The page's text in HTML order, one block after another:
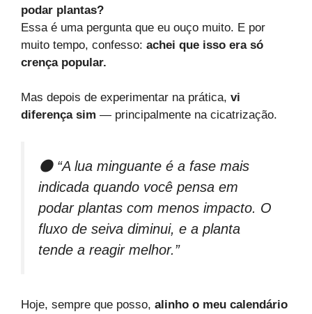
podar plantas?
Essa é uma pergunta que eu ouço muito. E por
muito tempo, confesso: achei que isso era só
crença popular.
Mas depois de experimentar na prática, vi
diferença sim — principalmente na cicatrização.
🌑 “A lua minguante é a fase mais
indicada quando você pensa em
podar plantas com menos impacto. O
fluxo de seiva diminui, e a planta
tende a reagir melhor.”
Hoje, sempre que posso, alinho o meu calendário